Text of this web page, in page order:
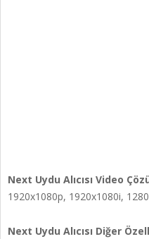
Next Uydu Alıcısı Video
1920x1080p, 1920x1080i,
Next Uydu Alıcısı Diğer